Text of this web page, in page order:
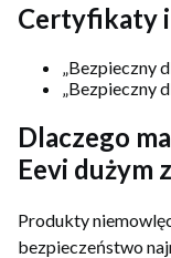
Certyfikaty
„Bezpieczny
„Bezpieczny
Dlaczego
Eevi dużym
Produkty
bezpieczeństwo